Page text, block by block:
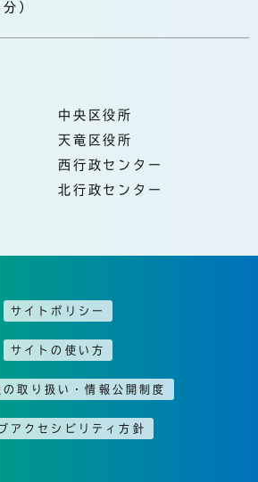
）
中央区役所
天竜区役所
西行政センター
北行政センター
サイトポリシー
サイトの使い方
の取り扱い・情報公開制度
アクセシビリティ方針